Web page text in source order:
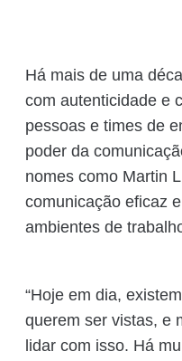
Há mais de uma
com autenticidade e
pessoas e times de
poder da
nomes como Martin
comunicação eficaz
ambientes de
“Hoje em dia,
querem ser vistas, e
lidar com isso. Há